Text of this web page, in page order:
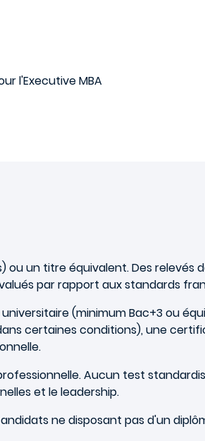
l'Executive MBA
ou un titre équivalent. Des relevés
par rapport aux standards
(minimum Bac+3 ou
certaines conditions), une
Aucun test
et le leadership.
ne disposant pas d'un